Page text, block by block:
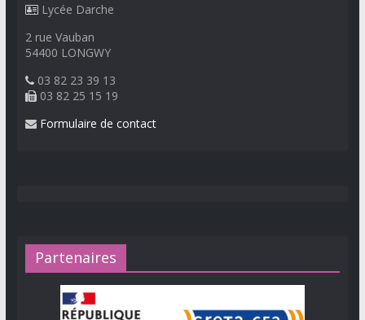
Lycée Darche
2 rue Vauban
54400 LONGWY
03 82 23 39 13
03 82 25 15 19
Formulaire de contact
Partenaires